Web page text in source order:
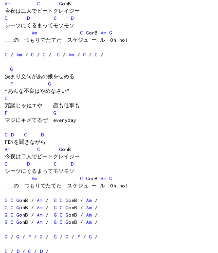
Am
C GonB
今夜は二人でビートクレイジー
C
D C
D
シーツにくるまってモソモソ
Am
C GonB Am
G
………の つもりでたてた スケジュ ー ル Oh no!
G / Am / C / G / G / Am / C / G /
G
決まり文句があの娘をせめる
F
G
“あんな不良はやめなさい”
G
冗談じゃねエや！ 恋も仕事も
F
G
マジにキメてるぜ everyday
C D C
D
FENを聞きながら
Am
C GonB
今夜は二人でビートクレイジー
C
D C
D
シーツにくるまってモソモソ
Am
C GonB Am
G
………の つもりでたてた スケジュ ー ル Oh no!
G C GonB / Am / G C GonB / Am /
G
C GonB / Am / G C GonB / Am /
G
C GonB / Am / G C GonB / Am /
G
C GonB / Am / G C GonB / Am /
G / G / F / G / G / G / F / G /
C / D / C / D /